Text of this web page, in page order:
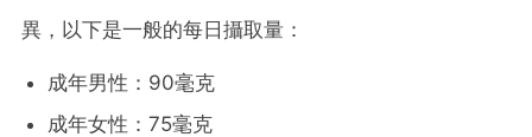
異，以下是一般的每日攝取量：
成年男性：90毫克
成年女性：75毫克